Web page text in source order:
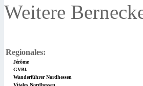
Weitere
Regionales:
Jérôme
GVBl.
Wanderführer Nordhessen
Vitales Nordhessen